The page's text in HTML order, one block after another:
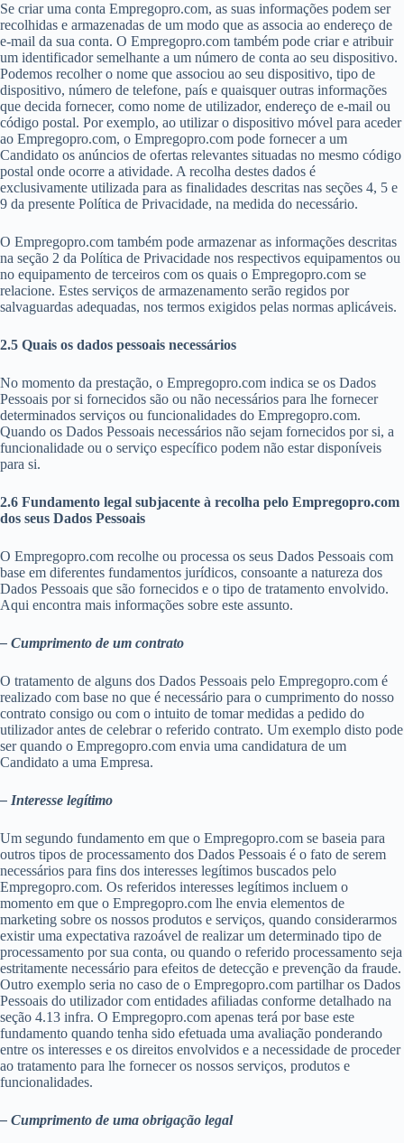
Se criar uma conta Empregopro.com, as suas informações podem ser
recolhidas e armazenadas de um modo que as associa ao endereço de
e-mail da sua conta. O Empregopro.com também pode criar e atribuir
um identificador semelhante a um número de conta ao seu dispositivo.
Podemos recolher o nome que associou ao seu dispositivo, tipo de
dispositivo, número de telefone, país e quaisquer outras informações
que decida fornecer, como nome de utilizador, endereço de e-mail ou
código postal. Por exemplo, ao utilizar o dispositivo móvel para aceder
ao Empregopro.com, o Empregopro.com pode fornecer a um
Candidato os anúncios de ofertas relevantes situadas no mesmo código
postal onde ocorre a atividade. A recolha destes dados é
exclusivamente utilizada para as finalidades descritas nas seções 4, 5 e
9 da presente Política de Privacidade, na medida do necessário.
O Empregopro.com também pode armazenar as informações descritas
na seção 2 da Política de Privacidade nos respectivos equipamentos ou
no equipamento de terceiros com os quais o Empregopro.com se
relacione. Estes serviços de armazenamento serão regidos por
salvaguardas adequadas, nos termos exigidos pelas normas aplicáveis.
2.5 Quais os dados pessoais necessários
No momento da prestação, o Empregopro.com indica se os Dados
Pessoais por si fornecidos são ou não necessários para lhe fornecer
determinados serviços ou funcionalidades do Empregopro.com.
Quando os Dados Pessoais necessários não sejam fornecidos por si, a
funcionalidade ou o serviço específico podem não estar disponíveis
para si.
2.6 Fundamento legal subjacente à recolha pelo Empregopro.com
dos seus Dados Pessoais
O Empregopro.com recolhe ou processa os seus Dados Pessoais com
base em diferentes fundamentos jurídicos, consoante a natureza dos
Dados Pessoais que são fornecidos e o tipo de tratamento envolvido.
Aqui encontra mais informações sobre este assunto.
– Cumprimento de um contrato
O tratamento de alguns dos Dados Pessoais pelo Empregopro.com é
realizado com base no que é necessário para o cumprimento do nosso
contrato consigo ou com o intuito de tomar medidas a pedido do
utilizador antes de celebrar o referido contrato. Um exemplo disto pode
ser quando o Empregopro.com envia uma candidatura de um
Candidato a uma Empresa.
– Interesse legítimo
Um segundo fundamento em que o Empregopro.com se baseia para
outros tipos de processamento dos Dados Pessoais é o fato de serem
necessários para fins dos interesses legítimos buscados pelo
Empregopro.com. Os referidos interesses legítimos incluem o
momento em que o Empregopro.com lhe envia elementos de
marketing sobre os nossos produtos e serviços, quando considerarmos
existir uma expectativa razoável de realizar um determinado tipo de
processamento por sua conta, ou quando o referido processamento seja
estritamente necessário para efeitos de detecção e prevenção da fraude.
Outro exemplo seria no caso de o Empregopro.com partilhar os Dados
Pessoais do utilizador com entidades afiliadas conforme detalhado na
seção 4.13 infra. O Empregopro.com apenas terá por base este
fundamento quando tenha sido efetuada uma avaliação ponderando
entre os interesses e os direitos envolvidos e a necessidade de proceder
ao tratamento para lhe fornecer os nossos serviços, produtos e
funcionalidades.
– Cumprimento de uma obrigação legal